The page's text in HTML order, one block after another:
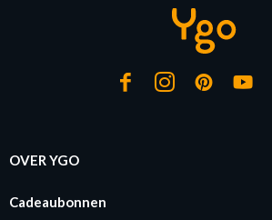
OVER YGO
Cadeaubonnen